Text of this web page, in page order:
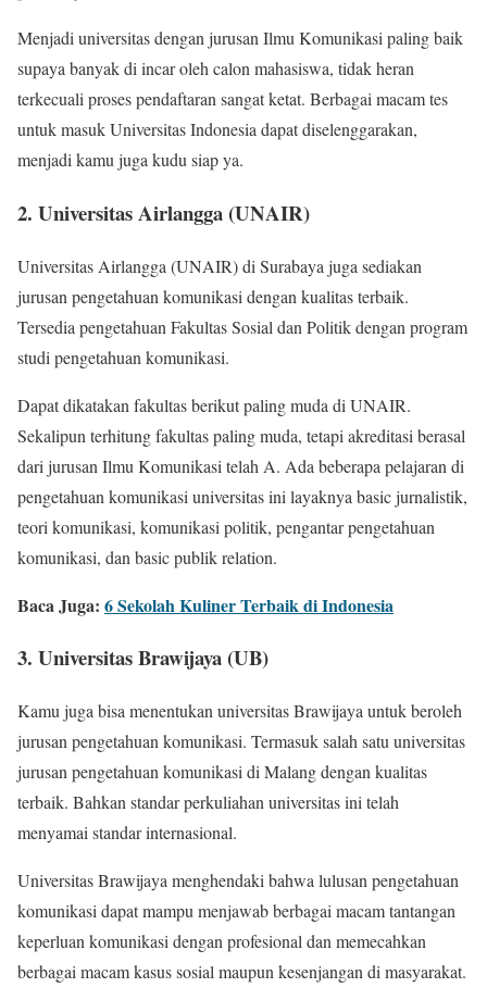
Menjadi universitas dengan jurusan Ilmu Komunikasi paling baik
supaya banyak di incar oleh calon mahasiswa, tidak heran
terkecuali proses pendaftaran sangat ketat. Berbagai macam tes
untuk masuk Universitas Indonesia dapat diselenggarakan,
menjadi kamu juga kudu siap ya.
2. Universitas Airlangga (UNAIR)
Universitas Airlangga (UNAIR) di Surabaya juga sediakan
jurusan pengetahuan komunikasi dengan kualitas terbaik.
Tersedia pengetahuan Fakultas Sosial dan Politik dengan program
studi pengetahuan komunikasi.
Dapat dikatakan fakultas berikut paling muda di UNAIR.
Sekalipun terhitung fakultas paling muda, tetapi akreditasi berasal
dari jurusan Ilmu Komunikasi telah A. Ada beberapa pelajaran di
pengetahuan komunikasi universitas ini layaknya basic jurnalistik,
teori komunikasi, komunikasi politik, pengantar pengetahuan
komunikasi, dan basic publik relation.
Baca Juga: 6 Sekolah Kuliner Terbaik di Indonesia
3. Universitas Brawijaya (UB)
Kamu juga bisa menentukan universitas Brawijaya untuk beroleh
jurusan pengetahuan komunikasi. Termasuk salah satu universitas
jurusan pengetahuan komunikasi di Malang dengan kualitas
terbaik. Bahkan standar perkuliahan universitas ini telah
menyamai standar internasional.
Universitas Brawijaya menghendaki bahwa lulusan pengetahuan
komunikasi dapat mampu menjawab berbagai macam tantangan
keperluan komunikasi dengan profesional dan memecahkan
berbagai macam kasus sosial maupun kesenjangan di masyarakat.